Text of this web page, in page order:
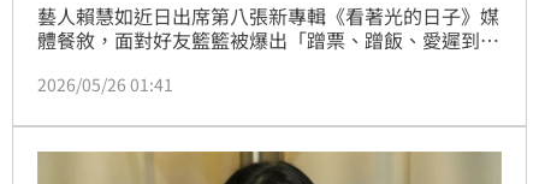
藝人賴慧如近日出席第八張新專輯《看著光的日子》媒
體餐敘，面對好友籃籃被爆出「蹭票、蹭飯、愛遲到」
哥一起去，也是蹭票的。」更透露籃籃看到新聞後其實
2026/05/26 01:41